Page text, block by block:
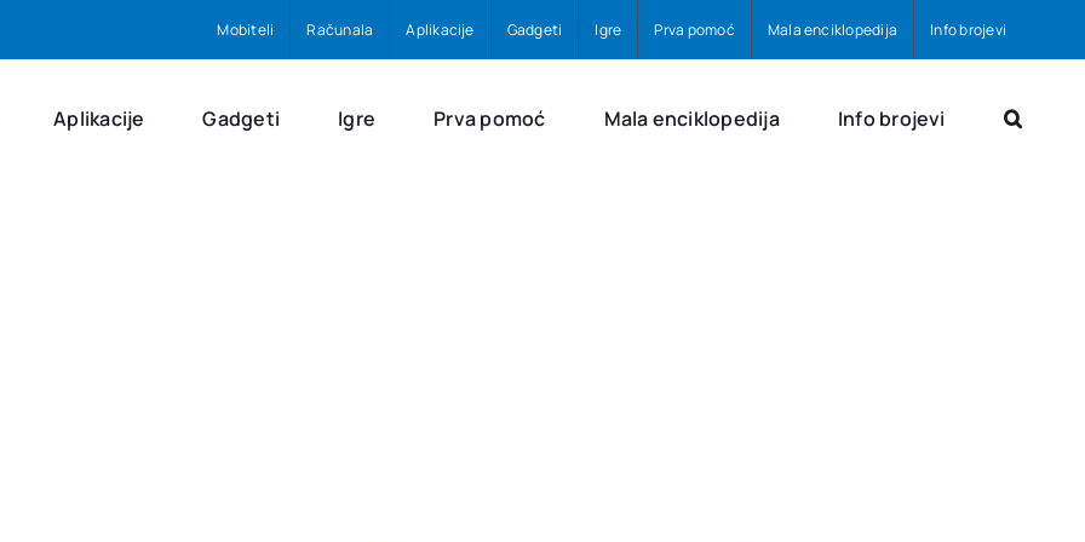
Mobiteli Računala Aplikacije Gadgeti Igre Prva pomoć Mala enciklopedija Info brojevi
Aplikacije Gadgeti Igre Prva pomoć Mala enciklopedija Info brojevi